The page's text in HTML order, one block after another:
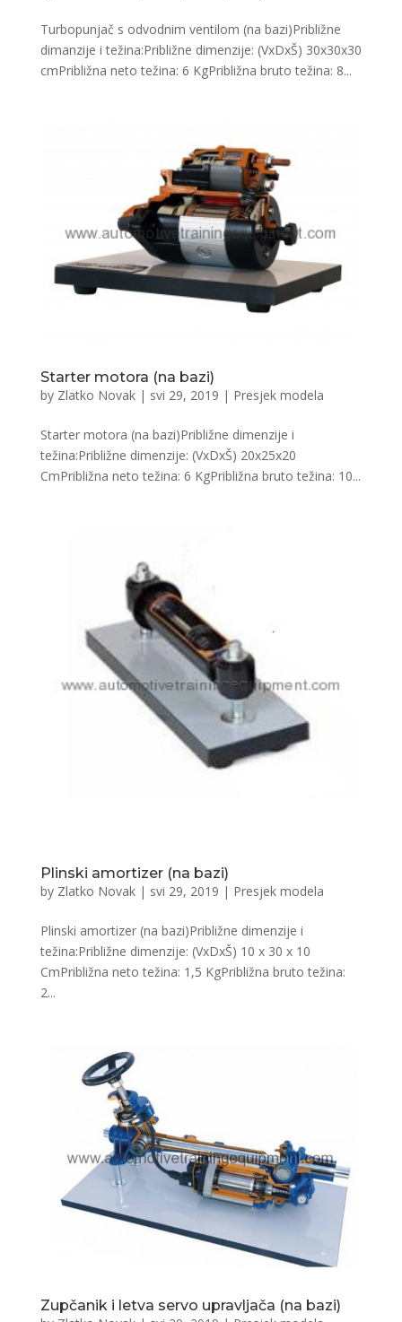
Turbopunjač s odvodnim ventilom (na bazi)Približne
dimanzije i težina:Približne dimenzije: (VxDxŠ) 30x30x30
cmPribližna neto težina: 6 KgPribližna bruto težina: 8...
Starter motora (na bazi)
by Zlatko Novak| svi 29, 2019 | Presjek modela
Starter motora (na bazi)Približne dimenzije i
težina:Približne dimenzije: (VxDxŠ) 20x25x20
CmPribližna neto težina: 6 KgPribližna bruto težina: 10...
Plinski amortizer (na bazi)
by Zlatko Novak| svi 29, 2019 | Presjek modela
Plinski amortizer (na bazi)Približne dimenzije i
težina:Približne dimenzije: (VxDxŠ) 10 x 30 x 10
CmPribližna neto težina: 1,5 KgPribližna bruto težina:
2...
Zupčanik i letva servo upravljača (na bazi)